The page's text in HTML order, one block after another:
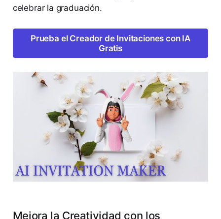
celebrar la graduación.
Prueba el Creador de Invitaciones con IA
Gratis
Mejora la Creatividad con los